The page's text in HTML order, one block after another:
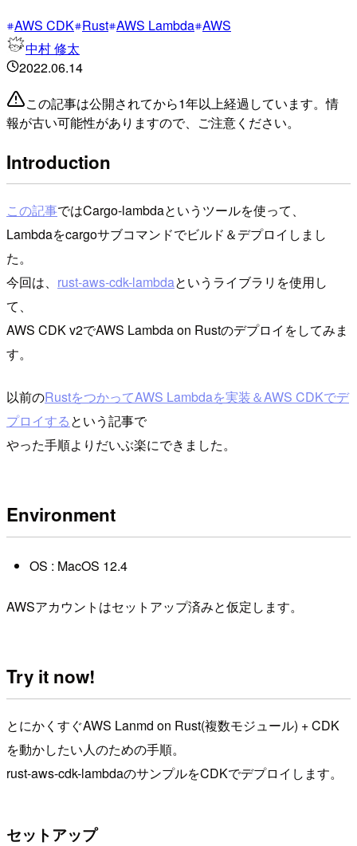
AWS CDK Rust AWS Lambda AWS
中村 修太
2022.06.14
この記事は公開されてから1年以上経過しています。情
報が古い可能性がありますので、ご注意ください。
Introduction
この記事ではCargo-lambdaというツールを使って、
Lambdaをcargoサブコマンドでビルド＆デプロイしまし
た。
今回は、 rust-aws-cdk-lambdaというライブラリを使用し
て、
AWS CDK v2でAWS Lambda on Rustのデプロイをしてみま
す。
以前のRustをつかってAWS Lambdaを実装＆AWS CDKでデ
プロイするという記事で
やった手順よりだいぶ楽にできました。
Environment
OS : MacOS 12.4
AWSアカウントはセットアップ済みと仮定します。
Try it now!
とにかくすぐAWS Lanmd on Rust(複数モジュール) + CDK
を動かしたい人のための手順。
rust-aws-cdk-lambdaのサンプルをCDKでデプロイします。
セットアップ